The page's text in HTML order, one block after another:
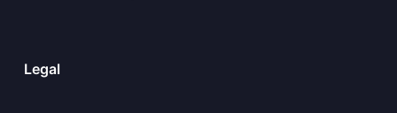
Legal